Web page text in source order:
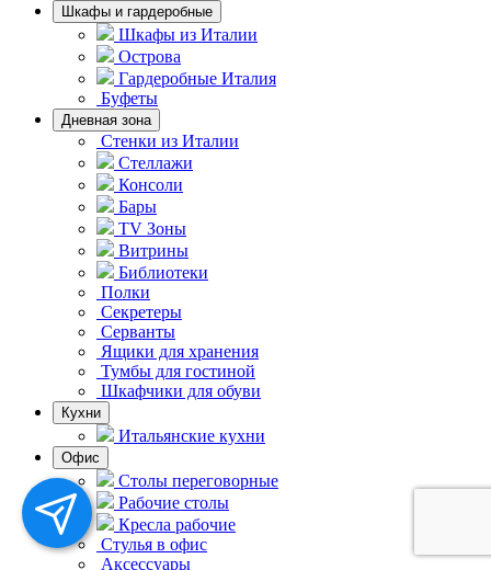
Шкафы и гардеробные
Шкафы из Италии
Острова
Гардеробные Италия
Буфеты
Дневная зона
Стенки из Италии
Стеллажи
Консоли
Бары
TV Зоны
Витрины
Библиотеки
Полки
Секретеры
Серванты
Ящики для хранения
Тумбы для гостиной
Шкафчики для обуви
Кухни
Итальянские кухни
Офис
Столы переговорные
Рабочие столы
Кресла рабочие
Стулья в офис
Аксессуары